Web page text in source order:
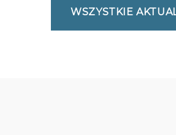
WSZYSTKIE